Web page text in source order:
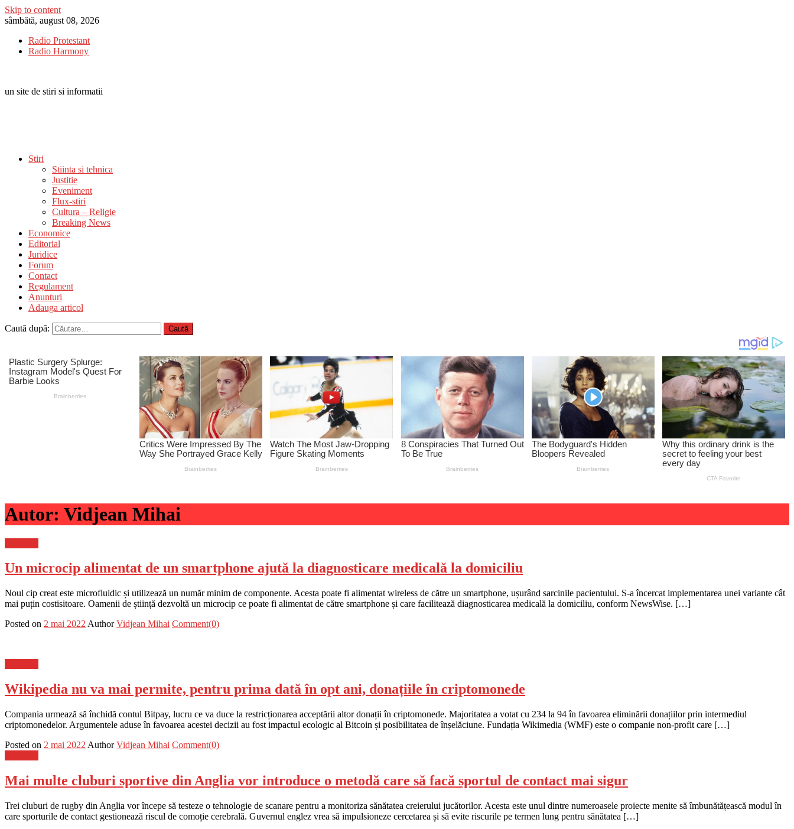
Skip to content
sâmbătă, august 08, 2026
Radio Protestant
Radio Harmony
un site de stiri si informatii
Stiri
Stiinta si tehnica
Justitie
Eveniment
Flux-stiri
Cultura – Religie
Breaking News
Economice
Editorial
Juridice
Forum
Contact
Regulament
Anunturi
Adauga articol
Caută după:
Autor: Vidjean Mihai
Un microcip alimentat de un smartphone ajută la diagnosticare medicală la domiciliu
Noul cip creat este microfluidic și utilizează un număr minim de componente. Acesta poate fi alimentat wireless de către un smartphone, ușurând sarcinile pacientului. S-a încercat implementarea unei variante cât
mai puțin costisitoare. Oamenii de știință dezvoltă un microcip ce poate fi alimentat de către smartphone și care facilitează diagnosticarea medicală la domiciliu, conform NewsWise. […]
Posted on 2 mai 2022 Author Vidjean Mihai Comment(0)
Wikipedia nu va mai permite, pentru prima dată în opt ani, donațiile în criptomonede
Compania urmează să închidă contul Bitpay, lucru ce va duce la restricționarea acceptării altor donații în criptomonede. Majoritatea a votat cu 234 la 94 în favoarea eliminării donațiilor prin intermediul
criptomonedelor. Argumentele aduse în favoarea acestei decizii au fost impactul ecologic al Bitcoin și posibilitatea de înșelăciune. Fundația Wikimedia (WMF) este o companie non-profit care […]
Posted on 2 mai 2022 Author Vidjean Mihai Comment(0)
Mai multe cluburi sportive din Anglia vor introduce o metodă care să facă sportul de contact mai sigur
Trei cluburi de rugby din Anglia vor începe să testeze o tehnologie de scanare pentru a monitoriza sănătatea creierului jucătorilor. Acesta este unul dintre numeroasele proiecte menite să îmbunătățească modul în
care sporturile de contact gestionează riscul de comoție cerebrală. Guvernul englez vrea să impulsioneze cercetarea și să evite riscurile pe termen lung pentru sănătatea […]